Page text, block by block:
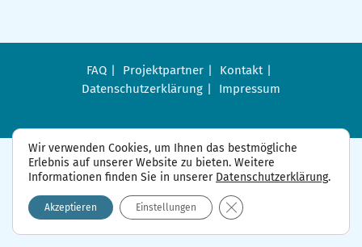
FAQ Projektpartner
Kontakt
Datenschutzerklärung
Impressum
Wir verwenden Cookies, um Ihnen das bestmögliche
Erlebnis auf unserer Website zu bieten. Weitere
Informationen finden Sie in unserer Datenschutzerklärung.
Akzeptieren Einstellungen GDPR Cookie-Banner